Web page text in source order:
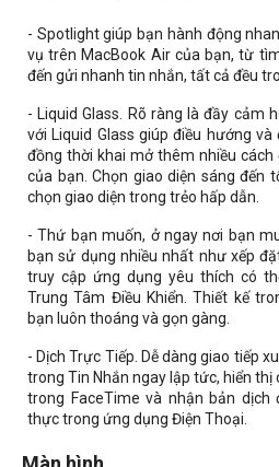
- Spotlight giúp bạn hành động
vụ trên MacBook Air của bạn, từ
đến gửi nhanh tin nhắn, tất cả đều
- Liquid Glass. Rõ ràng là đầy cảm
với Liquid Glass giúp điều hướng
đồng thời khai mở thêm nhiều
của bạn. Chọn giao diện sáng đến
chọn giao diện trong trẻo hấp dẫn.
- Thứ bạn muốn, ở ngay nơi bạn
bạn sử dụng nhiều nhất như xếp
truy cập ứng dụng yêu thích có
Trung Tâm Điều Khiển. Thiết kế
bạn luôn thoáng và gọn gàng.
- Dịch Trực Tiếp. Dễ dàng giao tiếp
trong Tin Nhắn ngay lập tức, hiển
trong FaceTime và nhận bản
thực trong ứng dụng Điện Thoại.